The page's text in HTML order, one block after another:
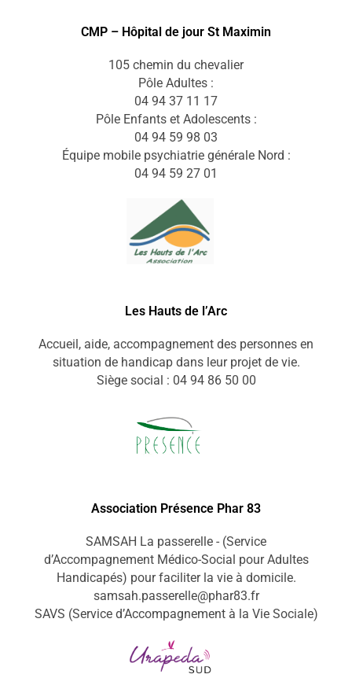
CMP – Hôpital de jour St Maximin
105 chemin du chevalier
Pôle Adultes :
04 94 37 11 17
Pôle Enfants et Adolescents :
04 94 59 98 03
Équipe mobile psychiatrie générale Nord :
04 94 59 27 01
Les Hauts de l’Arc
Accueil, aide, accompagnement des personnes en
situation de handicap dans leur projet de vie.
Siège social : 04 94 86 50 00
Association Présence Phar 83
SAMSAH La passerelle - (Service
d’Accompagnement Médico-Social pour Adultes
Handicapés) pour faciliter la vie à domicile.
samsah.passerelle@phar83.fr
SAVS (Service d’Accompagnement à la Vie Sociale)